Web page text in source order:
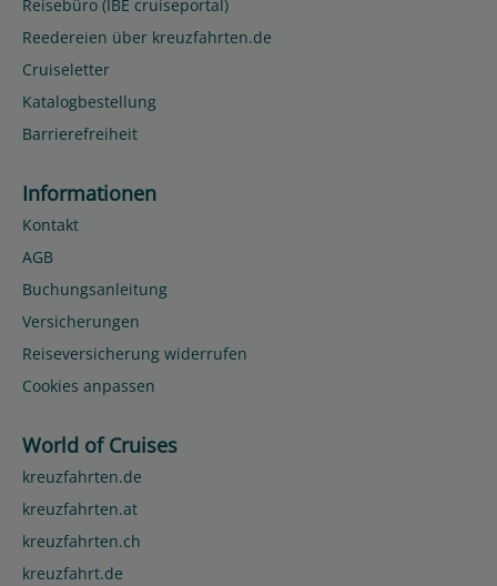
Reisebüro (IBE cruiseportal)
Reedereien über kreuzfahrten.de
Cruiseletter
Katalogbestellung
Barrierefreiheit
Informationen
Kontakt
AGB
Buchungsanleitung
Versicherungen
Reiseversicherung widerrufen
Cookies anpassen
World of Cruises
kreuzfahrten.de
kreuzfahrten.at
kreuzfahrten.ch
kreuzfahrt.de